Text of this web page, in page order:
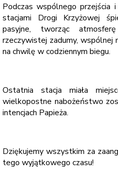
Podczas wspólnego przejścia
stacjami Drogi Krzyżowej
pasyjne, tworząc
rzeczywistej zadumy, wspólnej
na chwilę w codziennym biegu.
Ostatnia stacja miała
wielkopostne nabożeństwo
intencjach Papieża.
Dziękujemy wszystkim za
tego wyjątkowego czasu!